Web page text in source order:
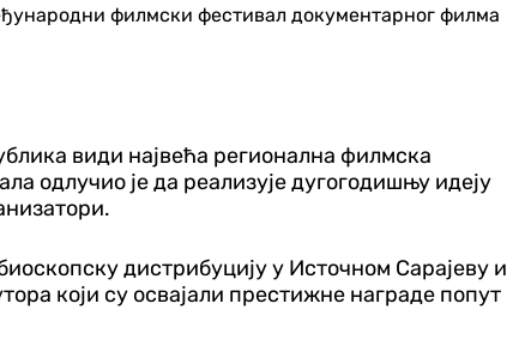
филмски фестивал документарног филма
види највећа регионална филмска
одлучио је да реализује дугогодишњу идеју
дистрибуцију у Источном Сарајеву и
који су освајали престижне награде попут